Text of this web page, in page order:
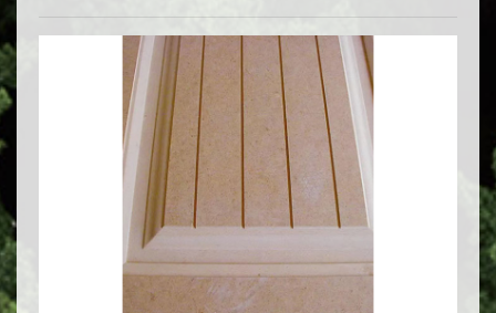
产品介绍
森世特精板授权（国产）
森世特甄选精板（进口）系列授权
工厂授权